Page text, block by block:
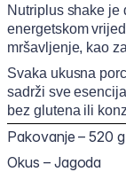
Nutriplus shake je
energetskom
mršavljenje, kao
Svaka ukusna
sadrži sve
bez glutena ili
Pakovanje – 520 g
Okus – Jagoda